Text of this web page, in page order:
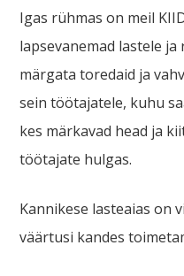
Igas rühmas on meil
lapsevanemad lastele
märgata toredaid ja
sein töötajatele, kuhu
kes märkavad head ja
töötajate hulgas.
Kannikese lasteaias on
väärtusi kandes